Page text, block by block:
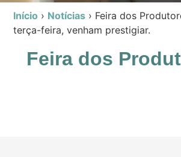
Início › Notícias › Feira dos
terça-feira, venham prestigiar.
Feira dos